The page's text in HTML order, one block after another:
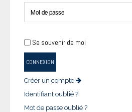
Se souvenir de moi
CONNEXION
Créer un compte
Identifiant oublié ?
Mot de passe oublié ?